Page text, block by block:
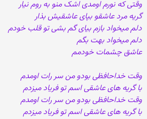
وقتی که نورم اومدی اشک منو به روم نیار
گریه مرد عاشقو بپای عاشقیش بذار
دلم میخواد بازم بیای گم بشی تو قلب خودم
دلم میخواد بهت بگم
عاشق چشمات خودمم
وقت خداحافظی بودو من سر رات اومدم
با گریه های عاشقی اسم تو فریاد میزدم
وقت خداحافظی بودو من سر رات اومدم
با گریه های عاشقی اسم تو فریاد میزدم